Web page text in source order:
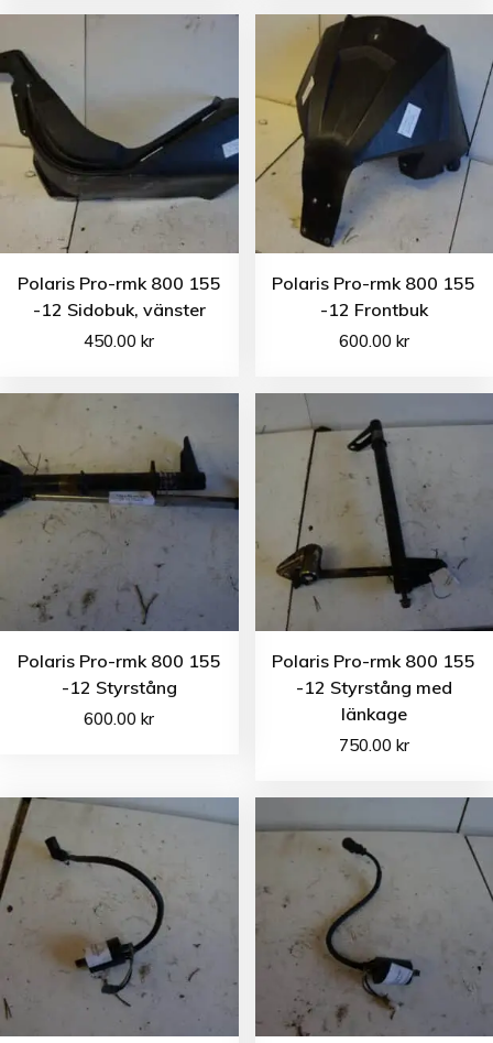
Polaris Pro-rmk 800 155
-12 Sidobuk, vänster
450.00kr
Polaris Pro-rmk 800 155
-12 Frontbuk
600.00 kr
Polaris Pro-rmk 800 155
-12 Styrstång
600.00kr
Polaris Pro-rmk 800 155
-12 Styrstång med
länkage
750.00 kr